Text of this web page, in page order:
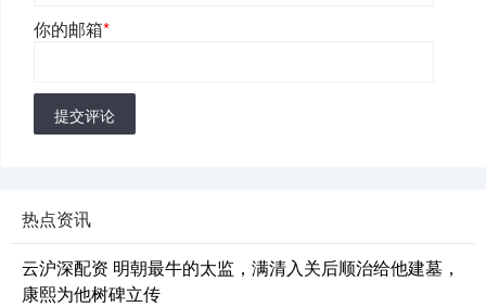
你的邮箱*
提交评论
热点资讯
云沪深配资 明朝最牛的太监，满清入关后顺治给他建墓，
康熙为他树碑立传